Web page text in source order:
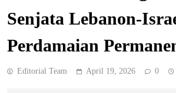
Senjata Lebanon-
Perdamaian
Editorial Team April 19, 2026 0